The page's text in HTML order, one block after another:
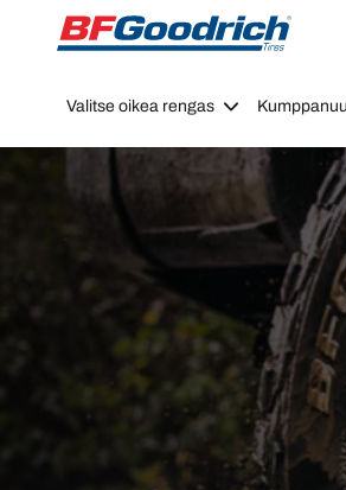
Go to page content
Go to page navigation
Valitse oikea rengas